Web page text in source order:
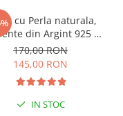
cu Perla naturala,
din Argint 925 si
Miyuki, verde/kiwi
170,00 RON
145,00 RON
IN STOC